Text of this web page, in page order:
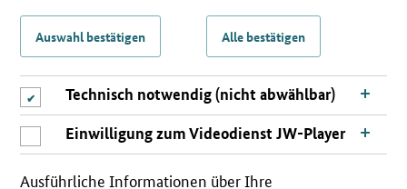
Auswahl bestätigen Alle bestätigen
Technisch notwendig (nicht abwählbar)
Einwilligung zum Videodienst JW-Player
Ausführliche Informationen über Ihre